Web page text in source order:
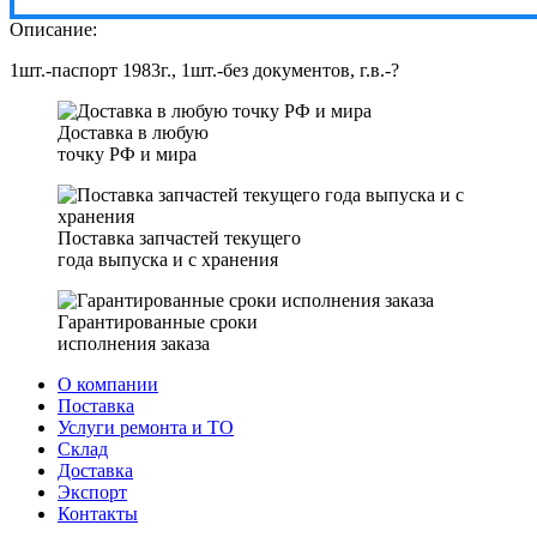
Описание:
1шт.-паспорт 1983г., 1шт.-без документов, г.в.-?
Доставка в любую
точку РФ и мира
Поставка запчастей текущего
года выпуска и с хранения
Гарантированные сроки
исполнения заказа
О компании
Поставка
Услуги ремонта и ТО
Склад
Доставка
Экспорт
Контакты